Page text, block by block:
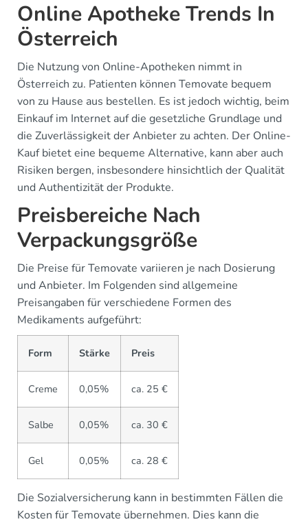
Online Apotheke Trends In
Österreich
Die Nutzung von Online-Apotheken nimmt in
Österreich zu. Patienten können Temovate bequem
von zu Hause aus bestellen. Es ist jedoch wichtig, beim
Einkauf im Internet auf die gesetzliche Grundlage und
die Zuverlässigkeit der Anbieter zu achten. Der Online-
Kauf bietet eine bequeme Alternative, kann aber auch
Risiken bergen, insbesondere hinsichtlich der Qualität
und Authentizität der Produkte.
Preisbereiche Nach
Verpackungsgröße
Die Preise für Temovate variieren je nach Dosierung
und Anbieter. Im Folgenden sind allgemeine
Preisangaben für verschiedene Formen des
Medikaments aufgeführt:
Form Stärke Preis
Creme 0,05% ca. 25 €
Salbe 0,05% ca. 30 €
Gel 0,05% ca. 28 €
Die Sozialversicherung kann in bestimmten Fällen die
Kosten für Temovate übernehmen. Dies kann die